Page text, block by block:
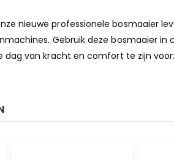
Onze nieuwe professionele
Gebruik deze bosmaaier in
dag van kracht en comfort te zijn